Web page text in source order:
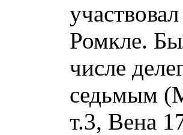
Ромкле.
числе
седьмым
т.3, Вена